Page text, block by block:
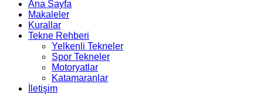
Ana Sayfa
Makaleler
Kurallar
Tekne Rehberi
Yelkenli Tekneler
Spor Tekneler
Motoryatlar
Katamaranlar
İletişim